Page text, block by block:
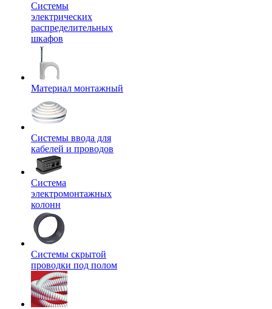
Системы
электрических
распределительных
шкафов
Материал монтажный
Системы ввода для
кабелей и проводов
Система
электромонтажных
колонн
Системы скрытой
проводки под полом